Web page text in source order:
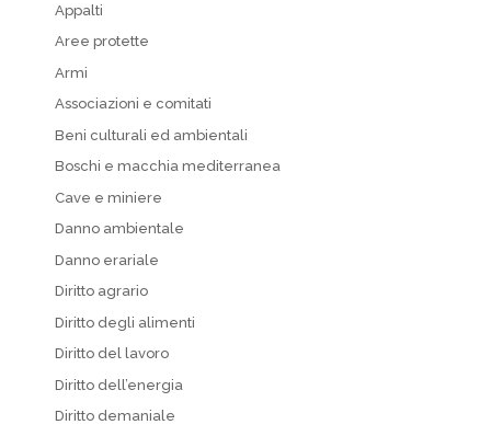
Appalti
Aree protette
Armi
Associazioni e comitati
Beni culturali ed ambientali
Boschi e macchia mediterranea
Cave e miniere
Danno ambientale
Danno erariale
Diritto agrario
Diritto degli alimenti
Diritto del lavoro
Diritto dell’energia
Diritto demaniale